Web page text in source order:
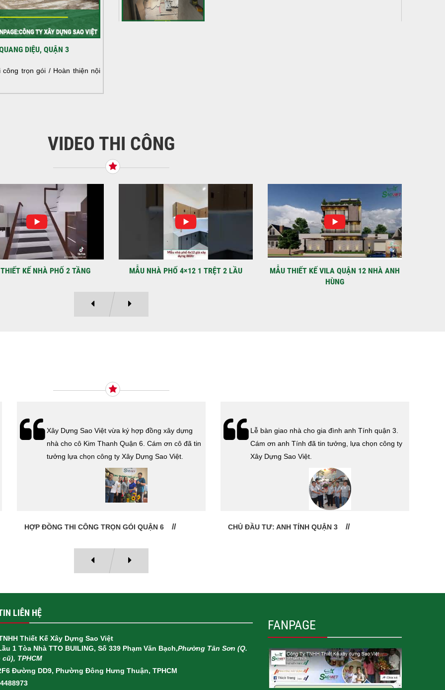
DIỆU, QUẬN 3
trọn gói / Hoàn thiện nội
NHẬN CHÌA KHÓA – TRAO TỔ ẤM MỚI TẠI PHƯỜNG AN
LẠC
Địa điểm: Đường Lâm Hoành, phường An LạcGia chủ: Anh
Kỳ Xây Dựng Sao Việt chính thức hoàn tất và...
VIDEO THI CÔNG
KẾ NHÀ PHỐ 2 TẦNG MẪU NHÀ PHỐ 4×12 1 TRỆT 2 LẦU
MẪU THIẾT KẾ VILA QUẬN 12 NHÀ ANH
HÙNG
Xây Dựng Sao Việt vừa ký hợp đồng xây dựng
nhà cho cô Kim Thanh Quận 6. Cám ơn cô đã tin
tưởng lựa chọn công ty Xây Dựng Sao Việt.
HỢP ĐỒNG THI CÔNG TRỌN GÓI QUẬN 6
Lễ bàn giao nhà cho gia đình anh Tính quận 3.
Cám ơn anh Tính đã tin tưởng, lựa chọn công ty
Xây Dựng Sao Việt.
CHỦ ĐẦU TƯ: ANH TÍNH QUẬN 3
LIÊN HỆ
Thiết Kế Xây Dựng Sao Việt
1 Tòa Nhà TTO BUILING, Số 339 Phạm Văn Bạch,Phường Tân Sơn (Q.
TPHCM
Đường DD9, Phường Đông Hưng Thuận, TPHCM
FANPAGE